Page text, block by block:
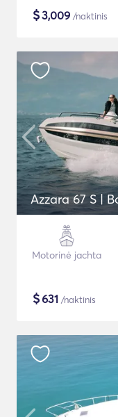
$3,009 /naktinis
Azzara 67 S |
Motorinė jachta
$631 /naktinis